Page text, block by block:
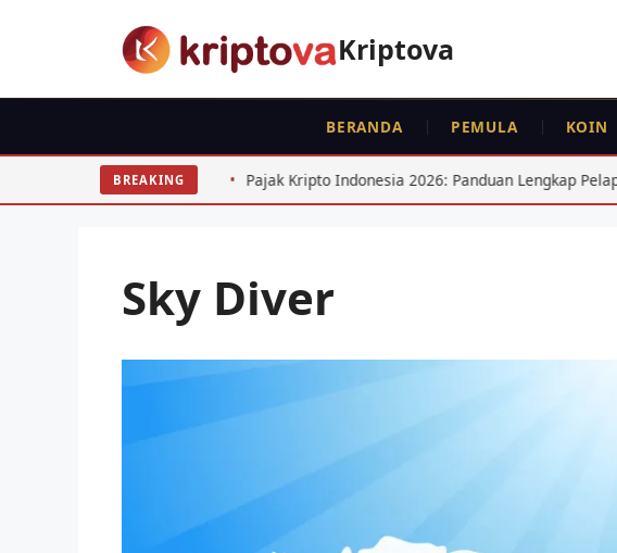
Kriptova
BERANDA PEMULA KOIN
BREAKINGPajak Kripto Indonesia 2026: Panduan Lengkap Pelaporan SPT
Sky Diver